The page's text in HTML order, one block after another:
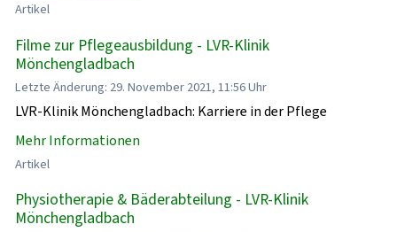
Artikel
Filme zur Pflegeausbildung - LVR-Klinik
Mönchengladbach
Letzte Änderung: 29. November 2021, 11:56 Uhr
LVR-Klinik Mönchengladbach: Karriere in der Pflege
Mehr Informationen
Artikel
Physiotherapie & Bäderabteilung - LVR-Klinik
Mönchengladbach